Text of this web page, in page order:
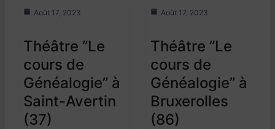
Août 17, 2023
Théâtre ”Le
cours de
Généalogie” à
Saint-Avertin
(37)
Août 17, 2023
Théâtre ”Le
cours de
Généalogie” à
Bruxerolles
(86)